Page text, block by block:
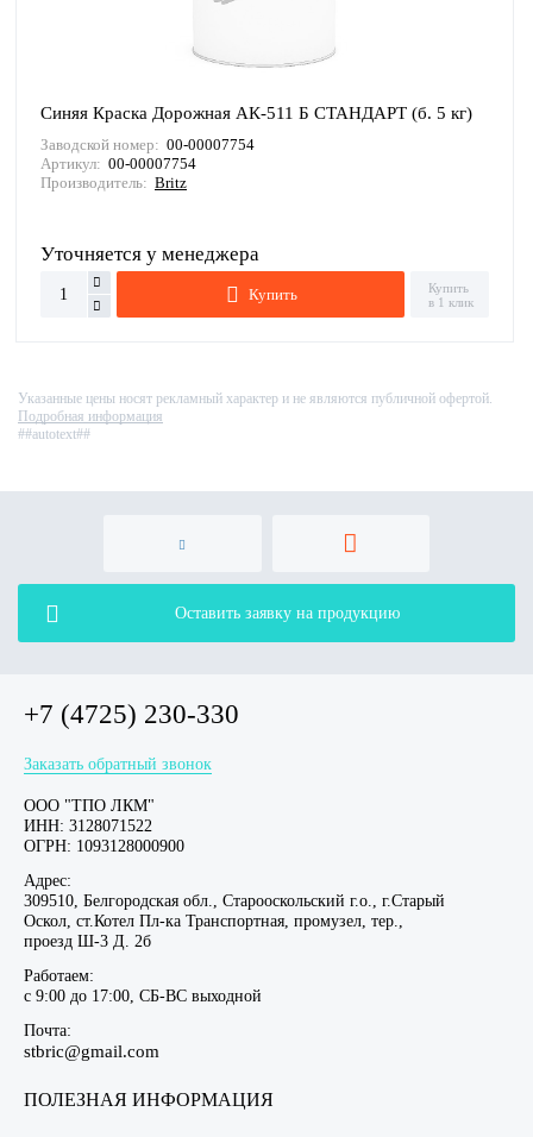
Синяя Краска Дорожная АК-511 Б СТАНДАРТ (б. 5 кг)
Заводской номер: 00-00007754
Артикул: 00-00007754
Производитель: Britz
Уточняется у менеджера
Купить
Купить
в 1 клик
Указанные цены носят рекламный характер и не являются публичной офертой.
Подробная информация
##autotext##
Оставить заявку на продукцию
+7 (4725) 230-330
Заказать обратный звонок
ООО "ТПО ЛКМ"
ИНН: 3128071522
ОГРН: 1093128000900
Адрес:
309510, Белгородская обл., Старооскольский г.о., г.Старый
Оскол, ст.Котел Пл-ка Транспортная, промузел, тер.,
проезд Ш-3 Д. 2б
Работаем:
c 9:00 до 17:00, СБ-ВС выходной
Почта:
stbric@gmail.com
ПОЛЕЗНАЯ ИНФОРМАЦИЯ